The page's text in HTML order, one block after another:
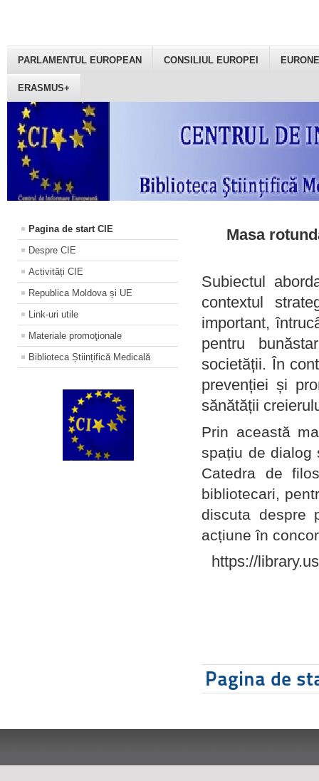
PARLAMENTUL EUROPEAN CONSILIUL EUROPEI
ERASMUS+
Pagina de start CIE
Despre CIE
Activități CIE
Republica Moldova și UE
Link-uri utile
Materiale promoţionale
Biblioteca Științifică Medicală
Masa
Subiectul
contextul
important,
pentru
societății. În
prevenției și
sănătății
Prin această
spațiu de dialog
Catedra de
bibliotecari,
discuta despre
acțiune în
https://
Pagina de